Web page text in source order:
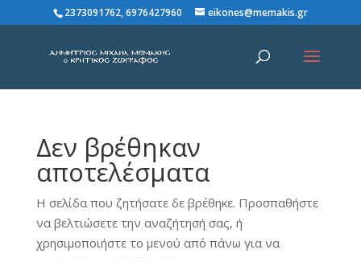
2373091762, 6976427960 eikones@memakis.gr
Δεν βρέθηκαν
αποτελέσματα
Η σελίδα που ζητήσατε δε βρέθηκε. Προσπαθήστε
να βελτιώσετε την αναζήτησή σας, ή
χρησιμοποιήστε το μενού από πάνω για να